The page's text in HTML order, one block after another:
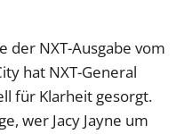
der NXT-Ausgabe vom
hat NXT-General
für Klarheit gesorgt.
wer Jacy Jayne um